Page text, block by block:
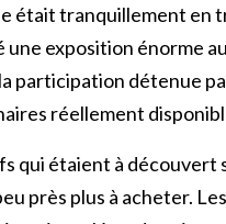
était tranquillement
exposition énorme
participation détenue
réellement
qui étaient à
près plus à acheter.